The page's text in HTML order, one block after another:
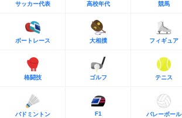
サッカー代表 高校年代 競馬
ボートレース 大相撲 フィギュア
格闘技 ゴルフ テニス
バドミントン F1 バレーボール